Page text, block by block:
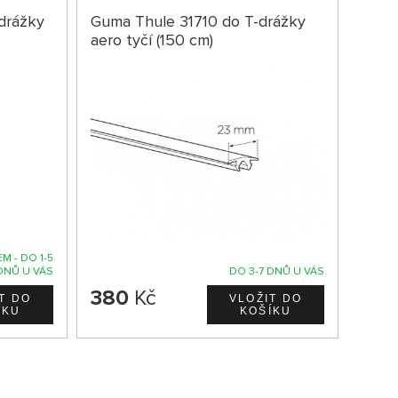
- DO 1-5
U VÁS
Guma Thule 31710 do T-drážky
aero tyčí (150 cm)
DO 3-7 DNŮ U VÁS
380Kč